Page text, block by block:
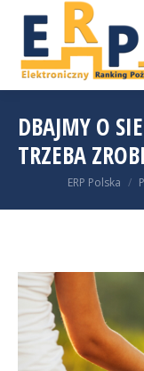
DBAJMY O
TRZEBA
You are
ERP Polska